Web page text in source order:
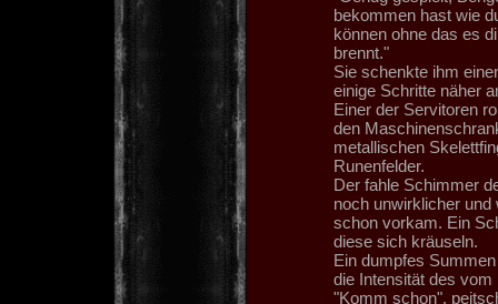
bekommen hast wie
können ohne das es
brennt."
Sie schenkte ihm
einige Schritte näher
Einer der Servitoren
den
metallischen
Runenfelder.
Der fahle Schimmer
noch unwirklicher und
schon vorkam. Ein
diese sich kräuseln.
Ein dumpfes
die Intensität des
"Komm schon",